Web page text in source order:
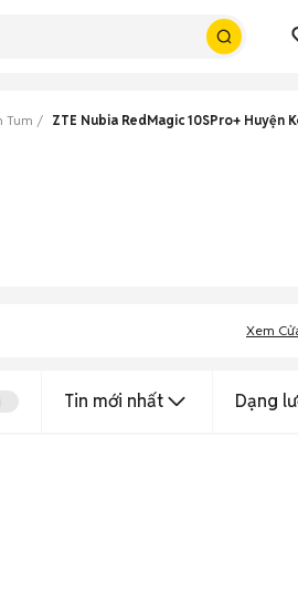
Tum ZTE Nubia RedMagic 10SPro+ Huyện
Xem
Tin mới nhất Dạng